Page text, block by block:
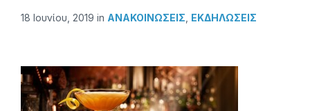
18 Ιουνίου, 2019 in ΑΝΑΚΟΙΝΏΣΕΙΣ ΕΚΔΗΛΩΣΕΙΣ